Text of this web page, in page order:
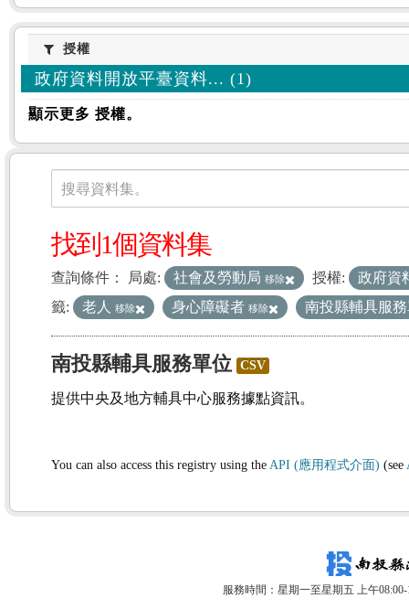
授權授權
政府資料開放平臺資料... (1)
顯示更多 授權。
資料集
搜尋資料集。
找到1個資料集
查詢條件： 局處: 社會及勞動局 移除 授權:
政府資
籤:
老人 移除 身心障礙者 移除 南投縣輔具服
南投縣輔具服務單位 CSV
提供中央及地方輔具中心服務據點資訊。
You can also access this registry using the API (應用程式介面) (see
服務時間：星期一至星期五 上午